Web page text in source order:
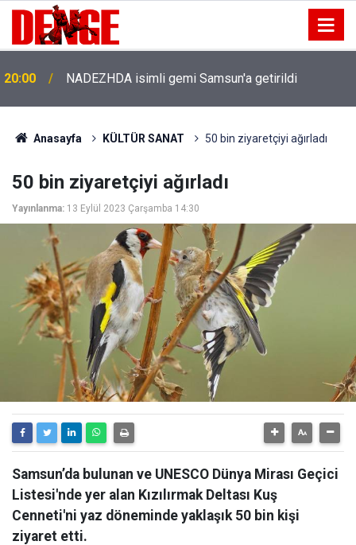
20:00 NADEZHDA isimli gemi Samsun'a getirildi
Anasayfa KÜLTÜR SANAT 50 bin ziyaretçiyi ağırladı
50 bin ziyaretçiyi ağırladı
Yayınlanma: 13 Eylül 2023 Çarşamba 14:30
Samsun’da bulunan ve UNESCO Dünya Mirası Geçici
Listesi'nde yer alan Kızılırmak Deltası Kuş
Cenneti'ni yaz döneminde yaklaşık 50 bin kişi
ziyaret etti.